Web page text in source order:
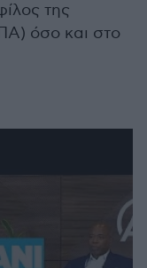
της
όσο και στο